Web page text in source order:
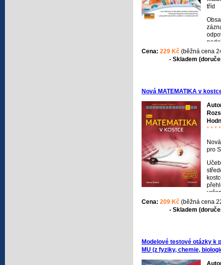
tříd
Cena: 229 Kč (běžná cena
- Skladem
Nová MATEMATIKA v
* * *
pro
jim.
Cena: 209 Kč (běžná cena
- Skladem
Modelové testové otázky k
MU (z fyziky, chemie,